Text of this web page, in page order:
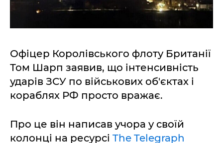
Офіцер Королівського флоту Британії
Том Шарп заявив, що інтенсивність
ударів ЗСУ по військових об'єктах і
кораблях РФ просто вражає.
Про це він написав учора у своїй
колонці на ресурсі The Telegraph